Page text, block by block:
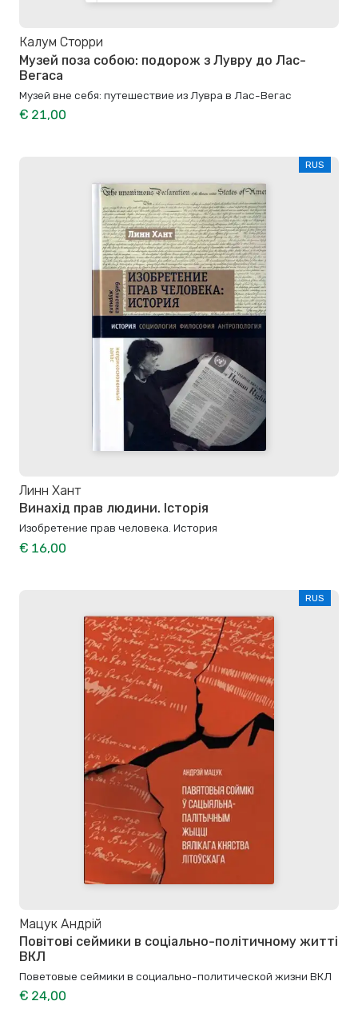
Калум Сторри
Музей поза собою: подорож з Лувру до Лас-
Вегаса
Музей вне себя: путешествие из Лувра в Лас-Вегас
€ 21,00
RUS
Линн Хант
Винахід прав людини. Історія
Изобретение прав человека. История
€ 16,00
RUS
Мацук Андрій
Повітові сеймики в соціально-політичному житті
ВКЛ
Поветовые сеймики в социально-политической жизни ВКЛ
€ 24,00